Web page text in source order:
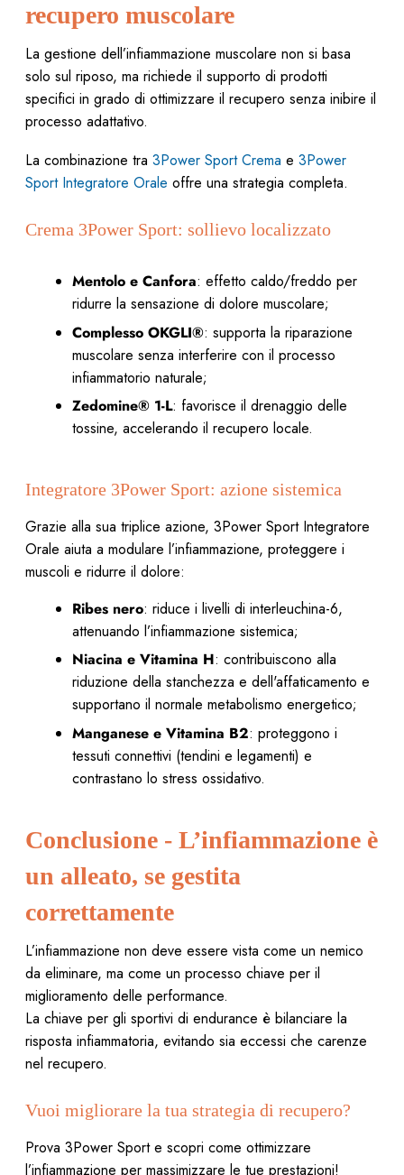
recupero muscolare
La gestione dell’infiammazione muscolare non si basa
solo sul riposo, ma richiede il supporto di prodotti
specifici in grado di ottimizzare il recupero senza inibire il
processo adattativo.
La combinazione tra 3Power Sport Crema e 3Power
Sport Integratore Orale offre una strategia completa.
Crema 3Power Sport: sollievo localizzato
Mentolo e Canfora: effetto caldo/freddo per
ridurre la sensazione di dolore muscolare;
Complesso OKGLI®: supporta la riparazione
muscolare senza interferire con il processo
infiammatorio naturale;
Zedomine® 1-L: favorisce il drenaggio delle
tossine, accelerando il recupero locale.
Integratore 3Power Sport: azione sistemica
Grazie alla sua triplice azione, 3Power Sport Integratore
Orale aiuta a modulare l’infiammazione, proteggere i
muscoli e ridurre il dolore:
Ribes nero: riduce i livelli di interleuchina-6,
attenuando l’infiammazione sistemica;
Niacina e Vitamina H: contribuiscono alla
riduzione della stanchezza e dell'affaticamento e
supportano il normale metabolismo energetico;
Manganese e Vitamina B2: proteggono i
tessuti connettivi (tendini e legamenti) e
contrastano lo stress ossidativo.
Conclusione - L’infiammazione è
un alleato, se gestita
correttamente
L’infiammazione non deve essere vista come un nemico
da eliminare, ma come un processo chiave per il
miglioramento delle performance.
La chiave per gli sportivi di endurance è bilanciare la
risposta infiammatoria, evitando sia eccessi che carenze
nel recupero.
Vuoi migliorare la tua strategia di recupero?
Prova 3Power Sport e scopri come ottimizzare
l’infiammazione per massimizzare le tue prestazioni!